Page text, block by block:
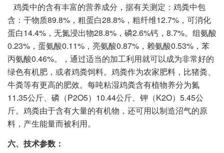
鸡粪中的含有丰富的营养成分，据有关测定：鸡粪中包
含：干物质89.8%，粗蛋白28.8%，粗纤维12.7%，可消化
蛋白14.4%，无氮浸出物28.8%，磷2.6%钙，8.7%。组氨酸
0.23%，蛋氨酸0.11%，亮氨酸0.87%，赖氨酸0.53%，苯
丙氨酸0.46%。，通过适当的加工利用就可以成为非常好的
绿色有机肥，或者鸡粪饲料。鸡粪作为农家肥料，比猪粪、
牛粪等有更高的肥效。每吨粘湿鸡粪含有植物养分为氮
11.35公斤、磷（P2O5）10.44公斤、钾（K2O）5.45公
斤。鸡粪由于含有大量的有机物，还可用以制造沼气的原
料，产生能量而被利用。
六、技术参数：